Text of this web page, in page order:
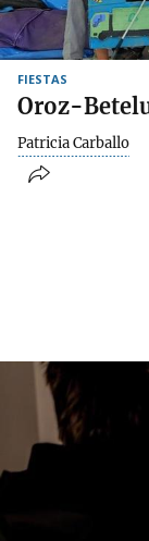
FIESTAS
Oroz-
Patricia Carballo